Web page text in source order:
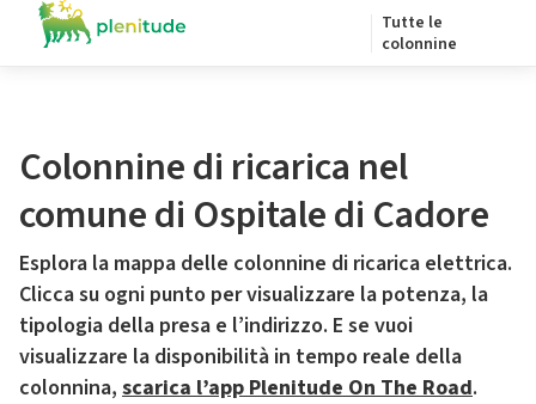
Tutte le
colonnine
Colonnine di ricarica nel
comune di Ospitale di Cadore
Esplora la mappa delle colonnine di ricarica elettrica.
Clicca su ogni punto per visualizzare la potenza, la
tipologia della presa e l’indirizzo. E se vuoi
visualizzare la disponibilità in tempo reale della
colonnina, scarica l’app Plenitude On The Road.